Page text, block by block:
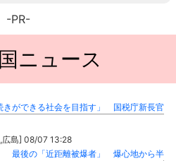
-PR-
ニュース
きができる社会を目指す」 国税庁新長官
広島] 08/07 13:28
最後の「近距離被爆者」 爆心地から半